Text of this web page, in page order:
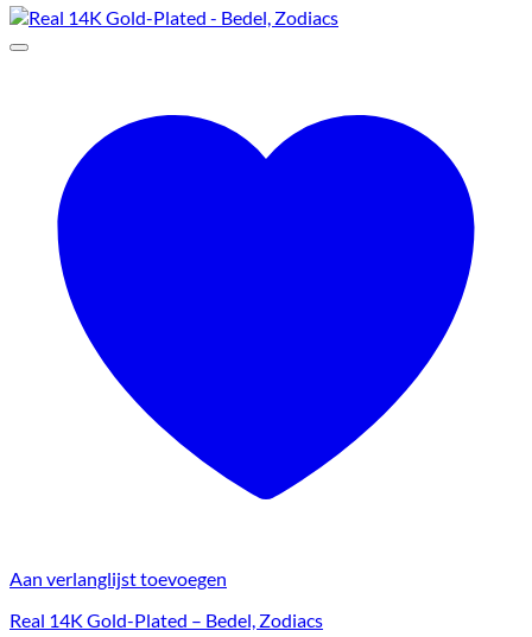
Aan verlanglijst toevoegen
Real 14K Gold-Plated – Bedel, Zodiacs